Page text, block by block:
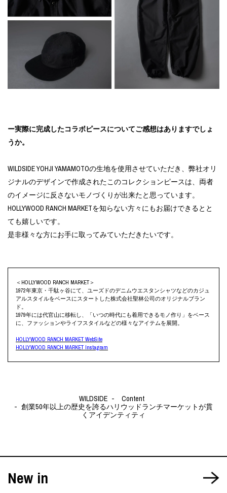
ー実際に完成したコラボピースについてご感想はありますでしょ
うか。
WILDSIDE YOHJI YAMAMOTOの生地を使用させていただき、弊社オリ
ジナルのデザインで作成されたこのコレクションピースは、両者
のイメージに反さないモノづくりが出来たと思っています。
HOLLYWOOD RANCH MARKETを知らない方々にもお届けできるとと
ても嬉しいです。
是非様々な方にお手に取ってみていただきたいです。
＜HOLLYWOOD RANCH MARKET＞
1972年東京・千駄ヶ谷にて、ユーズドのデニムウエスタンシャツなどのカジュ
アルスタイルをベースにスタートした株式会社聖林公司のオリジナルブラン
ド。
1979年には代官山に移転し、「いつの時代にも着用できるモノ作り」をベース
に、ファッションやライフスタイルなどの様々なアイテムを展開。
HOLLYWOOD RANCH MARKET WebSite
HOLLYWOOD RANCH MARKET Instagram
WILDSIDE
Content
創業50年以上の歴史を誇るハリウッドランチマーケットが貫
くアイデンティティ
New in